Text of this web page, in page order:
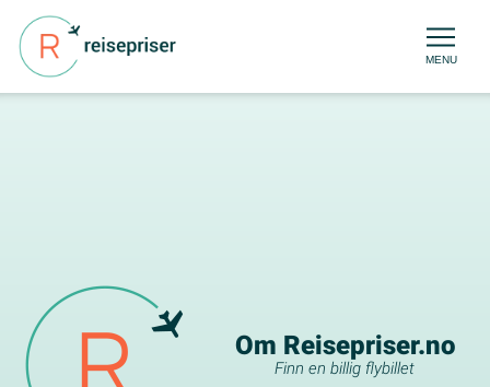
MENU
Om Reisepriser.no
Finn en billig flybillet